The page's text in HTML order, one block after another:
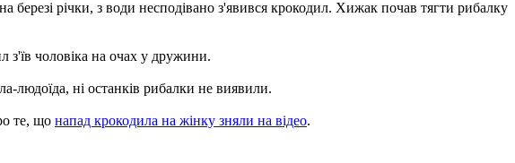
річки, з води несподівано з'явився крокодил. Хижак почав тягти рибалку
з'їв чоловіка на очах у дружини.
людоїда, ні останків рибалки не виявили.
те, що напад крокодила на жінку зняли на відео.